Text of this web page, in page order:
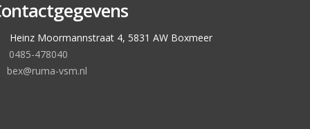
Moormannstraat 4, 5831 AW Boxmeer
0485-478040
bex@ruma-vsm.nl